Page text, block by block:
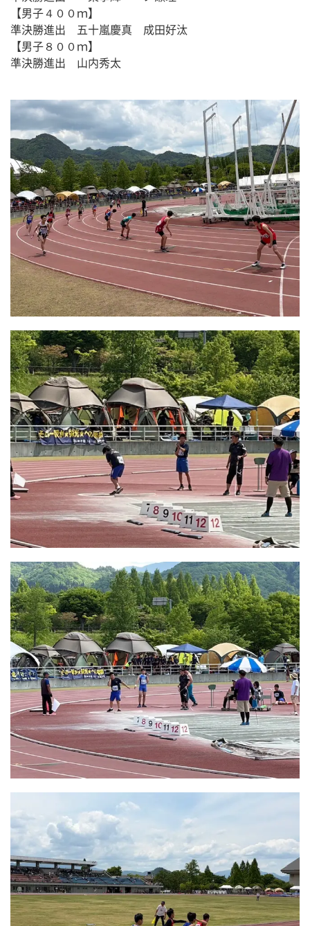
【男子４００ｍ】
準決勝進出　五十嵐慶真　成田好汰
【男子８００ｍ】
準決勝進出　山内秀太